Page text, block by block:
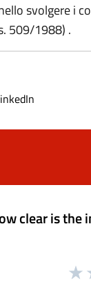
svolgere i
509/1988) .
clear is the